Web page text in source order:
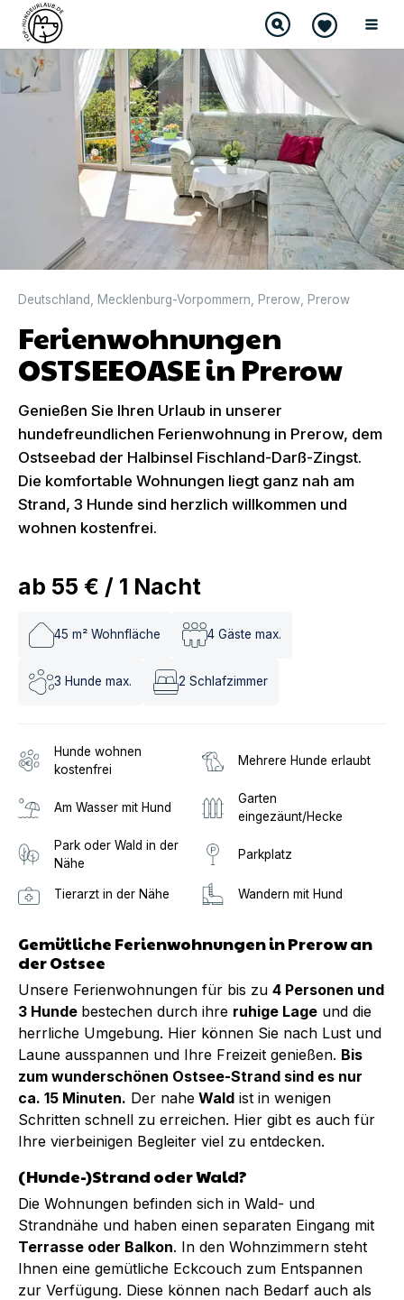
Deutschland Mecklenburg-Vorpommern Prerow Prerow
Ferienwohnungen
OSTSEEOASE in Prerow
Genießen Sie Ihren Urlaub in unserer
hundefreundlichen Ferienwohnung in Prerow, dem
Ostseebad der Halbinsel Fischland-Darß-Zingst.
Die komfortable Wohnungen liegt ganz nah am
Strand, 3 Hunde sind herzlich willkommen und
wohnen kostenfrei.
ab 55 € / 1 Nacht
45 m² Wohnfläche 4 Gäste max.
3 Hunde max. 2 Schlafzimmer
Hunde wohnen
kostenfrei
Mehrere Hunde erlaubt
Am Wasser mit Hund
Garten
eingezäunt/Hecke
Park oder Wald in der
Nähe
Parkplatz
Tierarzt in der Nähe Wandern mit Hund
Gemütliche Ferienwohnungen in Prerow an
der Ostsee
Unsere Ferienwohnungen für bis zu 4 Personen und
3 Hunde bestechen durch ihre ruhige Lage und die
herrliche Umgebung. Hier können Sie nach Lust und
Laune ausspannen und Ihre Freizeit genießen. Bis
zum wunderschönen Ostsee-Strand sind es nur
ca. 15 Minuten. Der nahe Wald ist in wenigen
Schritten schnell zu erreichen. Hier gibt es auch für
Ihre vierbeinigen Begleiter viel zu entdecken.
(Hunde-)Strand oder Wald?
Die Wohnungen befinden sich in Wald- und
Strandnähe und haben einen separaten Eingang mit
Terrasse oder Balkon. In den Wohnzimmern steht
Ihnen eine gemütliche Eckcouch zum Entspannen
zur Verfügung. Diese können nach Bedarf auch als